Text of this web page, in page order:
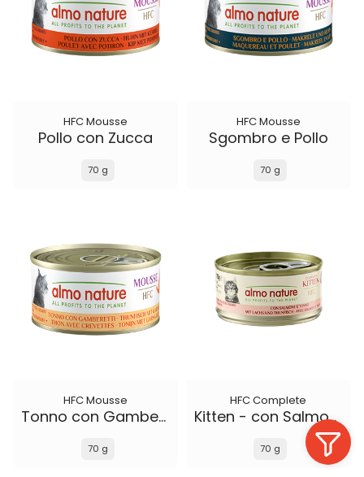
HFC Mousse
Pollo con Zucca
70 g
HFC Mousse
Sgombro e Pollo
70 g
HFC Mousse
Tonno con Gamberetti
70 g
HFC Complete
Kitten - con Salmone e Tonno
70 g